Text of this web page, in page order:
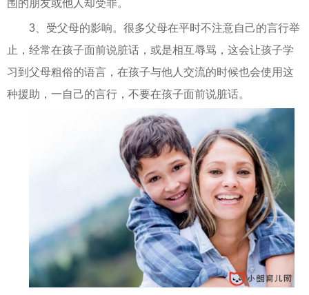
围的朋友或他人却受罪。
3、受父母的影响。很多父母在平时不注意自己的言行举
止，经常在孩子面前说脏话，或是相互辱骂，这会让孩子学
习到父母粗俗的语言，在孩子与他人交流的时候也会使用这
种援助，一自己的言行，不要在孩子面前说脏话。